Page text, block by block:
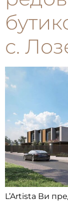
с.
L’Artista Ви